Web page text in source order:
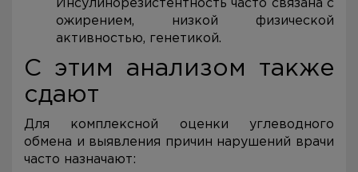
Инсулинорезистентность часто связана с
ожирением, низкой физической
активностью, генетикой.
С этим анализом также
сдают
Для комплексной оценки углеводного
обмена и выявления причин нарушений врачи
часто назначают: